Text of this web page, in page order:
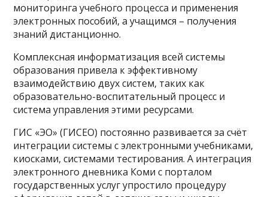
мониторинга учебного процесса и применения
электронных пособий, а учащимся – получения
знаний дистанционно.
Комплексная информатизация всей системы
образования привела к эффективному
взаимодействию двух систем, таких как
образовательно-воспитательный процесс и
система управления этими ресурсами.
ГИС «ЭО» (ГИСЕО) постоянно развивается за счёт
интеграции системы с электронными учебниками,
киосками, системами тестирования. А интеграция
электронного дневника Коми с порталом
государственных услуг упростило процедуру